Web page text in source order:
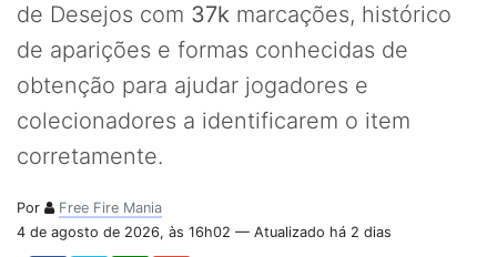
de Desejos com 37k marcações, histórico
de aparições e formas conhecidas de
obtenção para ajudar jogadores e
colecionadores a identificarem o item
corretamente.
Por
Free Fire Mania
4 de agosto de 2026, às 16h02 — Atualizado há 2 dias